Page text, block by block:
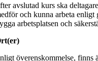
avslutad kurs ska
och kunna arbeta enligt
arbetsplatsen och
överenskommelse, finns